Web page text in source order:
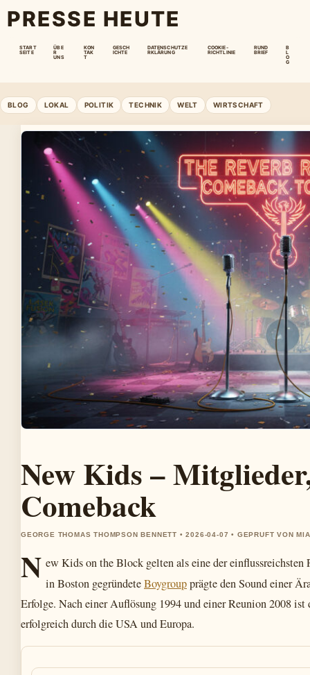
PRESSE HEUTE
START
SEITE
ÜBE
R
UNS
KON
TAK
T
GESCH
ICHTE
DATENSCHUTZE
RKLÄRUNG
COOKIE-
RICHTLINIE
RUND
BRIEF
B
L
O
G
BLOG LOKAL POLITIK TECHNIK WELT WIRTSCHAFT
New Kids –
Comeback
GEORGE THOMAS THOMPSON BENNETT • 2026-04-07 • GEPRUFT VON
N ew Kids on the Block gelten als eine der einflussreichsten
in Boston gegründeteBoygroupprägte den Sound einer
Erfolge. Nach einer Auflösung 1994 und einer Reunion 2008
erfolgreich durch die USA und Europa.